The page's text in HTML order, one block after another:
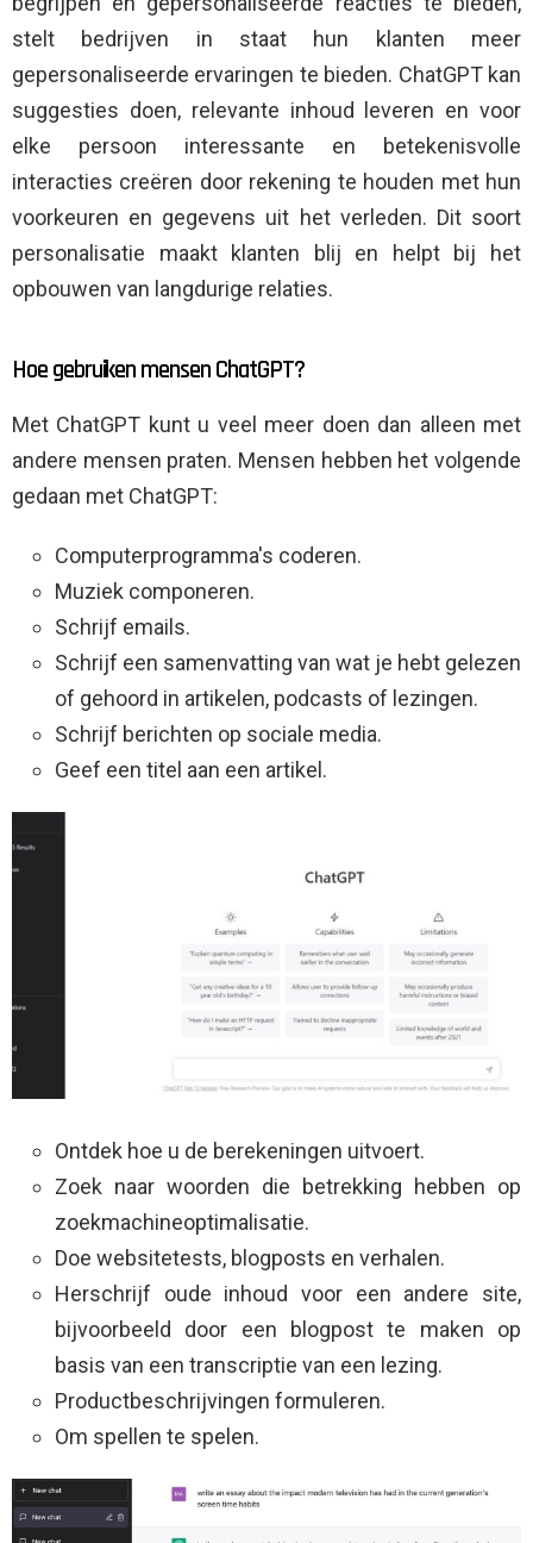
stelt bedrijven in staat hun klanten meer
gepersonaliseerde ervaringen te bieden. ChatGPT kan
suggesties doen, relevante inhoud leveren en voor
elke persoon interessante en betekenisvolle
interacties creëren door rekening te houden met hun
voorkeuren en gegevens uit het verleden. Dit soort
personalisatie maakt klanten blij en helpt bij het
opbouwen van langdurige relaties.
Hoe gebruiken mensen ChatGPT?
Met ChatGPT kunt u veel meer doen dan alleen met
andere mensen praten. Mensen hebben het volgende
gedaan met ChatGPT:
Computerprogramma's coderen.
Muziek componeren.
Schrijf emails.
Schrijf een samenvatting van wat je hebt gelezen
of gehoord in artikelen, podcasts of lezingen.
Schrijf berichten op sociale media.
Geef een titel aan een artikel.
Ontdek hoe u de berekeningen uitvoert.
Zoek naar woorden die betrekking hebben op
zoekmachineoptimalisatie.
Doe websitetests, blogposts en verhalen.
Herschrijf oude inhoud voor een andere site,
bijvoorbeeld door een blogpost te maken op
basis van een transcriptie van een lezing.
Productbeschrijvingen formuleren.
Om spellen te spelen.